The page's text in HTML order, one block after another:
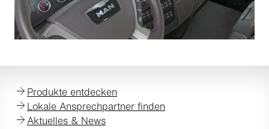
Produkte entdecken
Lokale Ansprechpartner finden
Aktuelles & News